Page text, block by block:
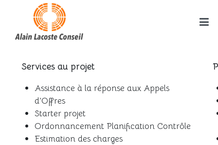
Services au projet
Assistance à la réponse aux Appels
d’Offres
Starter projet
Ordonnancement Planification Contrôle
Estimation des charges